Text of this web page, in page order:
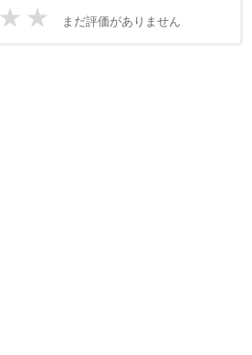
★ ★ まだ評価がありません